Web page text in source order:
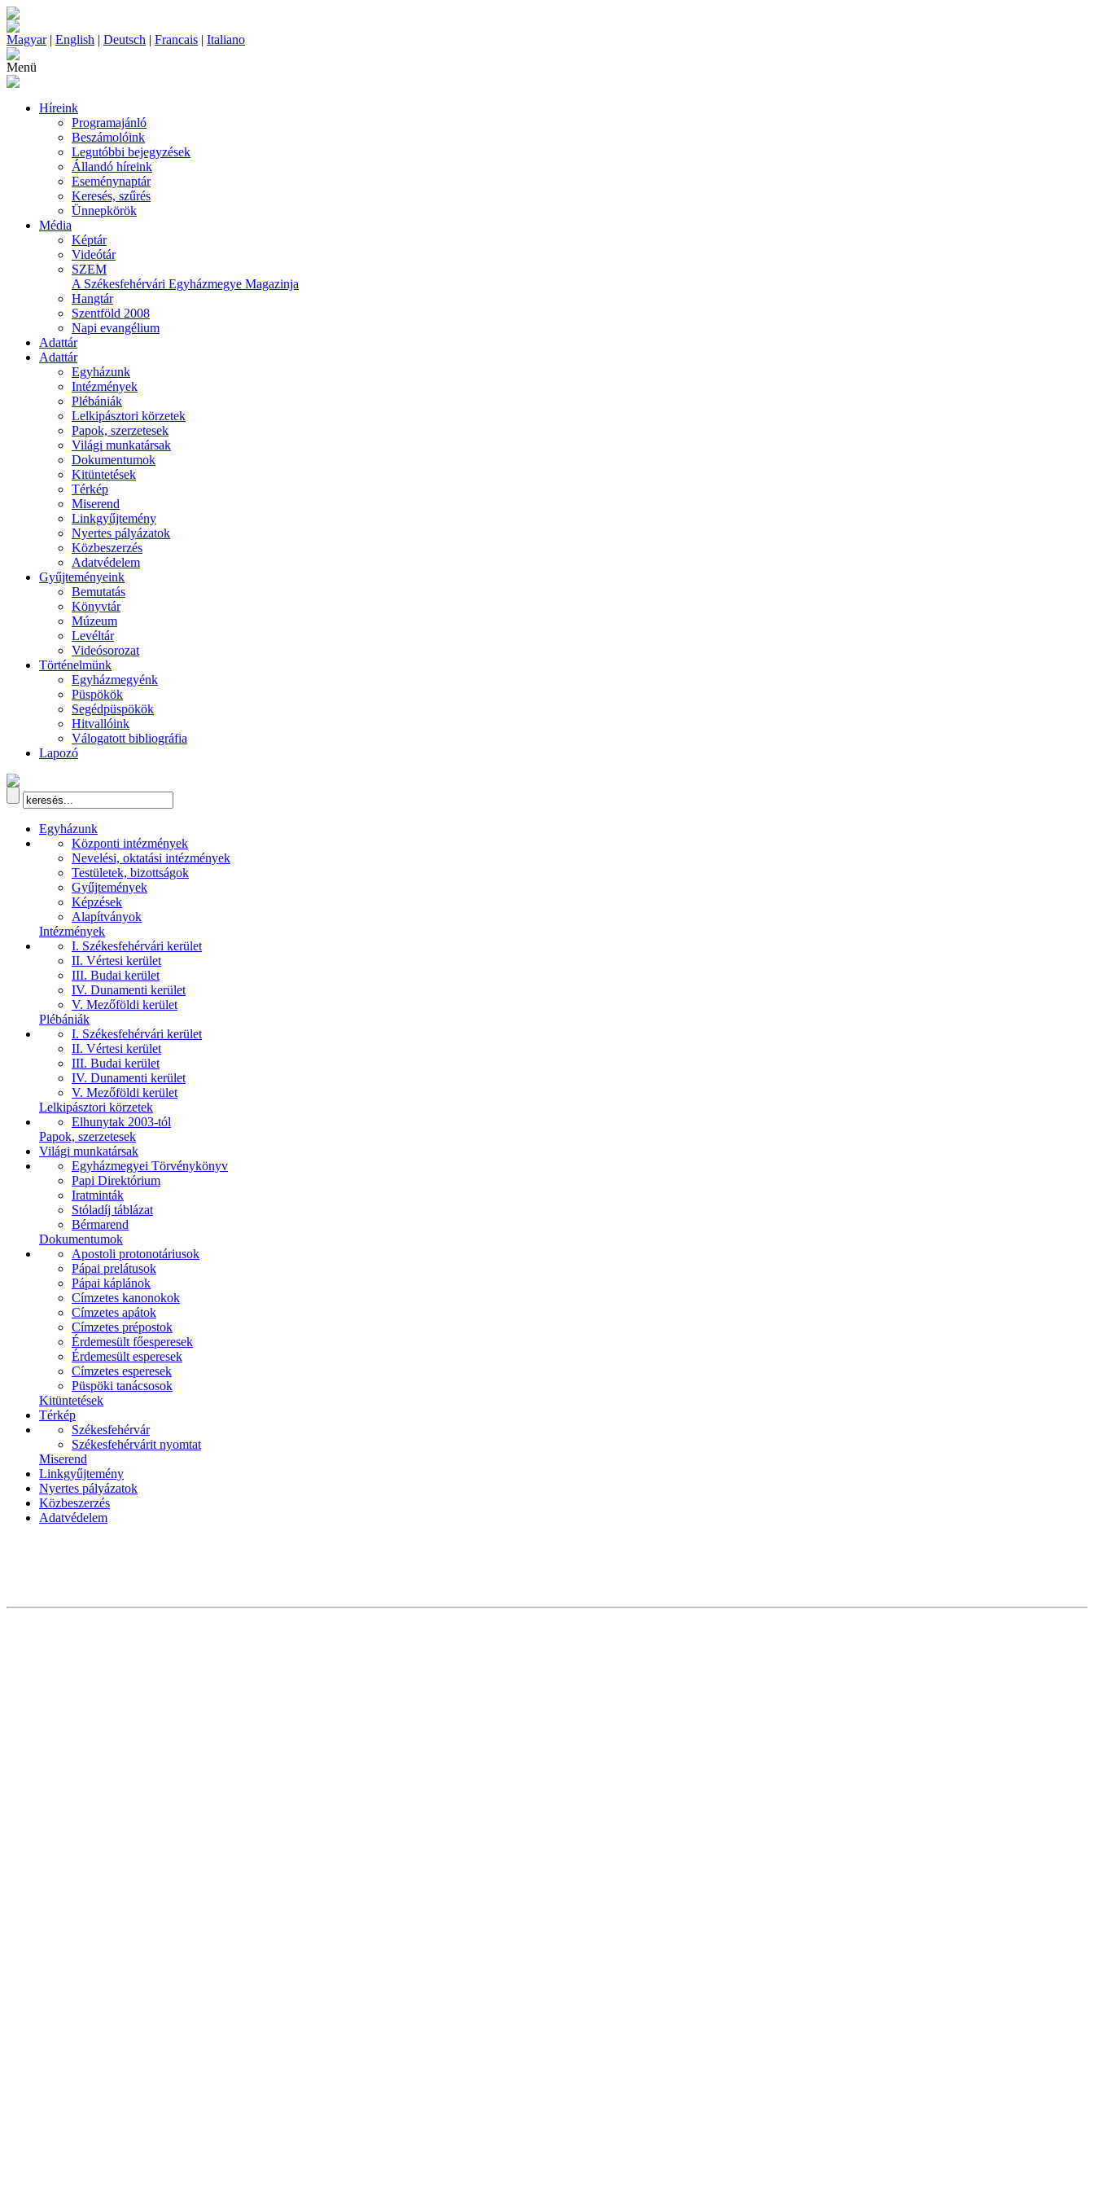
Magyar| English | Deutsch | Francais | Italiano
Menü
Híreink
Programajánló
Beszámolóink
Legutóbbi bejegyzések
Állandó híreink
Eseménynaptár
Keresés, szűrés
Ünnepkörök
Média
Képtár
Videótár
SZEM
A Székesfehérvári Egyházmegye Magazinja
Hangtár
Szentföld 2008
Napi evangélium
Adattár
Adattár
Egyházunk
Intézmények
Plébániák
Lelkipásztori körzetek
Papok, szerzetesek
Világi munkatársak
Dokumentumok
Kitüntetések
Térkép
Miserend
Linkgyűjtemény
Nyertes pályázatok
Közbeszerzés
Adatvédelem
Gyűjteményeink
Bemutatás
Könyvtár
Múzeum
Levéltár
Videósorozat
Történelmünk
Egyházmegyénk
Püspökök
Segédpüspökök
Hitvallóink
Válogatott bibliográfia
Lapozó
Egyházunk
Központi intézmények
Nevelési, oktatási intézmények
Testületek, bizottságok
Gyűjtemények
Képzések
Alapítványok
Intézmények
I. Székesfehérvári kerület
II. Vértesi kerület
III. Budai kerület
IV. Dunamenti kerület
V. Mezőföldi kerület
Plébániák
I. Székesfehérvári kerület
II. Vértesi kerület
III. Budai kerület
IV. Dunamenti kerület
V. Mezőföldi kerület
Lelkipásztori körzetek
Elhunytak 2003-tól
Papok, szerzetesek
Világi munkatársak
Egyházmegyei Törvénykönyv
Papi Direktórium
Iratminták
Stóladíj táblázat
Bérmarend
Dokumentumok
Apostoli protonotáriusok
Pápai prelátusok
Pápai káplánok
Címzetes kanonokok
Címzetes apátok
Címzetes prépostok
Érdemesült főesperesek
Érdemesült esperesek
Címzetes esperesek
Püspöki tanácsosok
Kitüntetések
Térkép
Székesfehérvár
Székesfehérvárit nyomtat
Miserend
Linkgyűjtemény
Nyertes pályázatok
Közbeszerzés
Adatvédelem